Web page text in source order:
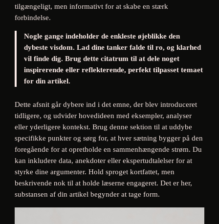
tilgængeligt, men informativt for at skabe en stærk
forbindelse.
Nogle gange indeholder de enkleste øjeblikke den
dybeste visdom. Lad dine tanker falde til ro, og klarhed
vil finde dig. Brug dette citatrum til at dele noget
inspirerende eller reflekterende, perfekt tilpasset temaet
for din artikel.
Dette afsnit går dybere ind i det emne, der blev introduceret
tidligere, og udvider hovedideen med eksempler, analyser
eller yderligere kontekst. Brug denne sektion til at uddybe
specifikke punkter og sørg for, at hver sætning bygger på den
foregående for at opretholde en sammenhængende strøm. Du
kan inkludere data, anekdoter eller ekspertudtalelser for at
styrke dine argumenter. Hold sproget kortfattet, men
beskrivende nok til at holde læserne engageret. Det er her,
substansen af din artikel begynder at tage form.